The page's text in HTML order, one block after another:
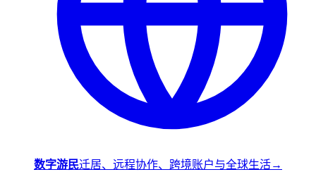
数字游民迁居、远程协作、跨境账户与全球生活→